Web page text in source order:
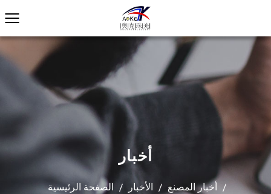
أخبار
الصفحة الرئيسية / الأخبار / أخبار المصنع
/